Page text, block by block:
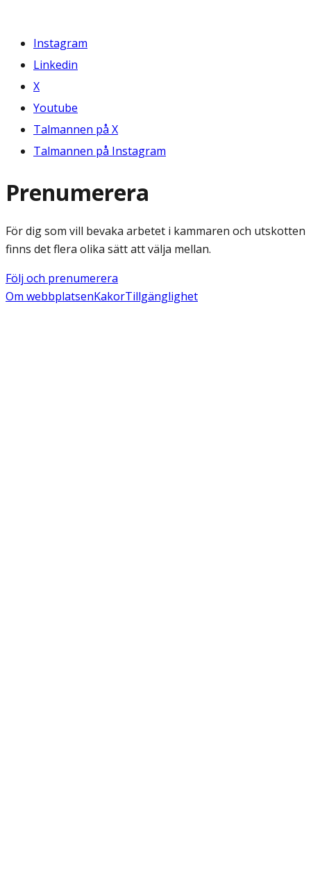
Instagram
Linkedin
X
Youtube
Talmannen på X
Talmannen på Instagram
Prenumerera
För dig som vill bevaka arbetet i kammaren och utskotten
finns det flera olika sätt att välja mellan.
Följ och prenumerera
Om webbplatsenKakorTillgänglighet